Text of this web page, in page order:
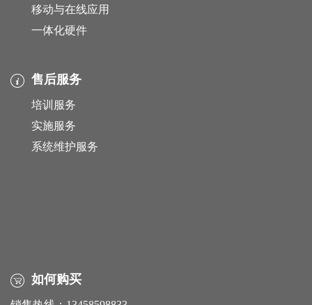
移动与在线应用
一体化硬件
售后服务
培训服务
实施服务
系统维护服务
如何购买